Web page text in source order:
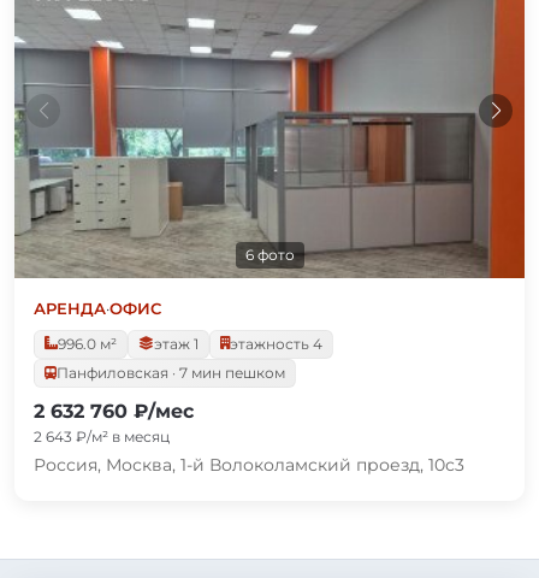
6 фото
АРЕНДА·ОФИС
996.0 м²
этаж 1
этажность 4
Панфиловская · 7 мин пешком
2 632 760 ₽/мес
2 643 ₽/м² в месяц
Россия, Москва, 1-й Волоколамский проезд, 10с3